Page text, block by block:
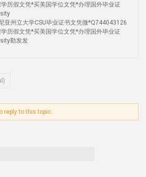
历假文凭*买美国学位文凭*办理国外毕业证
亚州立大学CSU毕业证书文凭微*Q744043126
历假文凭*买美国学位文凭*办理国外毕业证
勤发发
reply to this topic.